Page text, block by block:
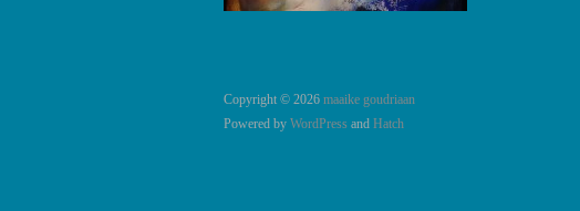
Copyright © 2026 maaike goudriaan
Powered by WordPress and Hatch